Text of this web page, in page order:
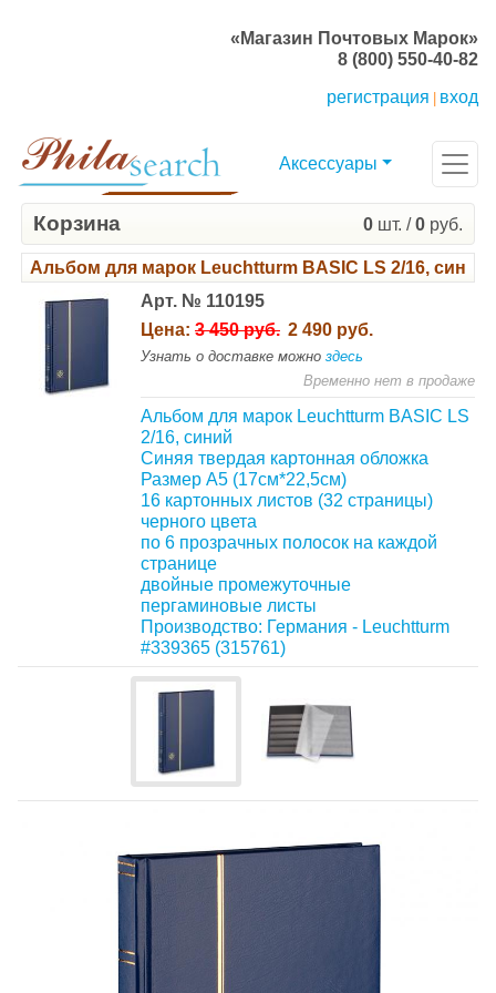
«Магазин Почтовых Марок»
8 (800) 550-40-82
регистрация
вход
Аксессуары
Корзина 0 шт. /0 руб.
Альбом для марок Leuchtturm BASIC LS 2/16, синий
Арт. № 110195
Цена: 3 450 руб. 2 490 руб.
Узнать о доставке можно здесь
Временно нет в продаже
Альбом для марок Leuchtturm BASIC LS
2/16, синий
Синяя твердая картонная обложка
Размер А5 (17см*22,5см)
16 картонных листов (32 страницы)
черного цвета
по 6 прозрачных полосок на каждой
странице
двойные промежуточные
пергаминовые листы
Производство: Германия - Leuchtturm
#339365 (315761)